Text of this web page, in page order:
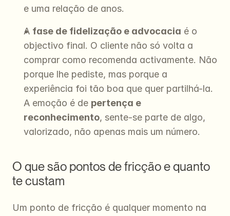
e uma relação de anos.
A fase de fidelização e advocacia é o
objectivo final. O cliente não só volta a
comprar como recomenda activamente. Não
porque lhe pediste, mas porque a
experiência foi tão boa que quer partilhá-la.
A emoção é de pertença e
reconhecimento, sente-se parte de algo,
valorizado, não apenas mais um número.
O que são pontos de fricção e quanto
te custam
Um ponto de fricção é qualquer momento na